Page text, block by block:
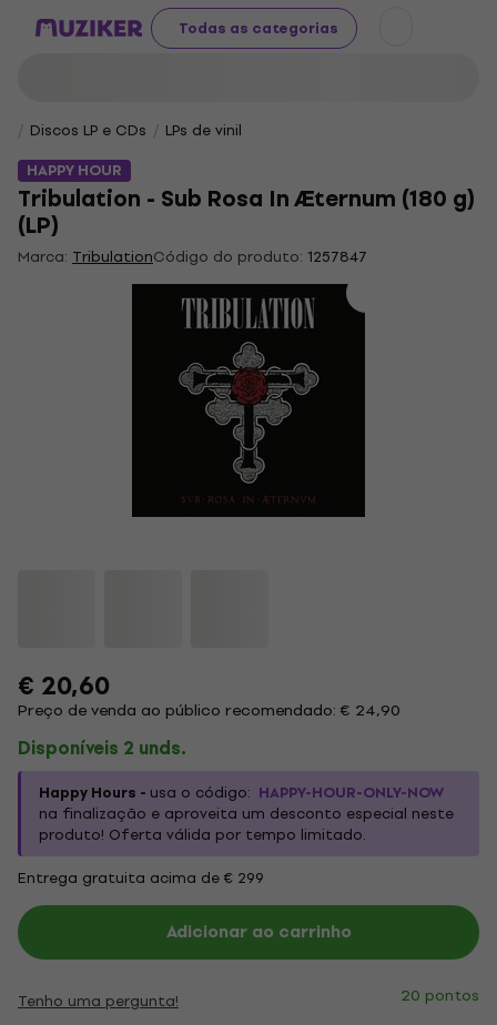
Todas as categorias
Discos LP e CDs
LPs de vinil
HAPPY HOUR
Tribulation - Sub Rosa In Æternum (180 g)
(LP)
Marca: TribulationCódigo do produto: 1257847
€ 20,60
Preço de venda ao público recomendado: € 24,90
Disponíveis 2 unds.
Happy Hours - usa o código: HAPPY-HOUR-ONLY-NOW
na finalização e aproveita um desconto especial neste
produto! Oferta válida por tempo limitado.
Entrega gratuita acima de € 299
Adicionar ao carrinho
Tenho uma pergunta! 20 pontos